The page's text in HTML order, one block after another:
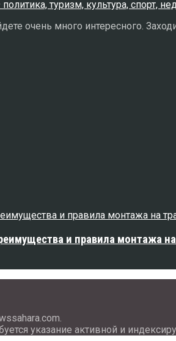
очень много интересного.
и правила монтажа на
указание активной и